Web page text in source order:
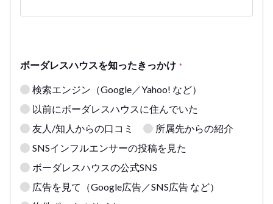
ボーダレスハウスを知ったきっかけ *
検索エンジン（Google／Yahoo! など）
以前にボーダレスハウスに住んでいた
友人/知人からの口コミ
所属先からの紹介
SNSインフルエンサーの投稿を見た
ボーダレスハウスの公式SNS
広告を見て（Google広告／SNS広告 など）